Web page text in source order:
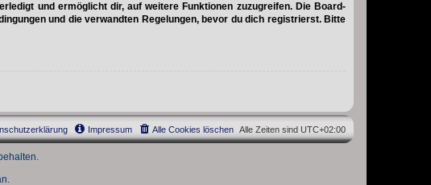
und ermöglicht dir, auf weitere Funktionen zuzugreifen. Die Board-
und die verwandten Regelungen, bevor du dich registrierst. Bitte
Alle Zeiten sind UTC+02:00
Alle Cookies löschen
Impressum